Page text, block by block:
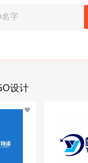
设计